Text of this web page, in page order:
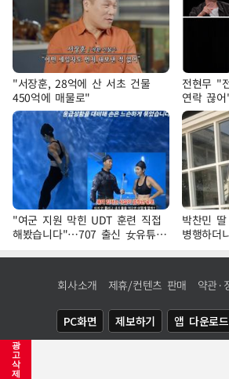
광
고
삭
제
"서장훈, 28억에 산 서초 건물
450억에 매물로"
전현무 "
연락 끊
"여군 지원 막힌 UDT 훈련 직접
해봤습니다"…707 출신 女유튜버
'완벽 소화'
박찬민
병행하더
회사소개 제휴/컨텐츠 판매 약관·
PC화면 제보하기 앱 다운로드